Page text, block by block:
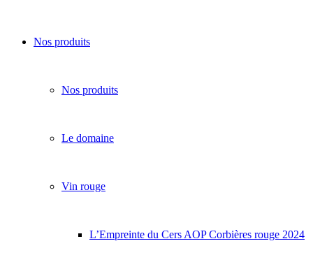
Nos produits
Nos produits
Le domaine
Vin rouge
L’Empreinte du Cers AOP Corbières rouge 2024